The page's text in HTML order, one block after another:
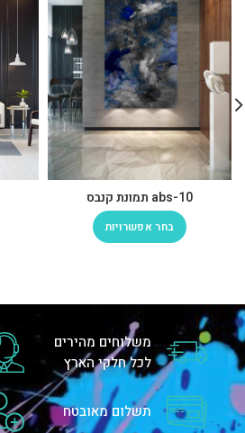
abs-10 תמונת קנבס
בחר אפשרויות
משלוחים מהירים
לכל חלקי הארץ
תשלום מאובטח